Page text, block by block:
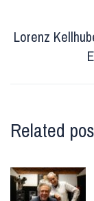
Lorenz
Related